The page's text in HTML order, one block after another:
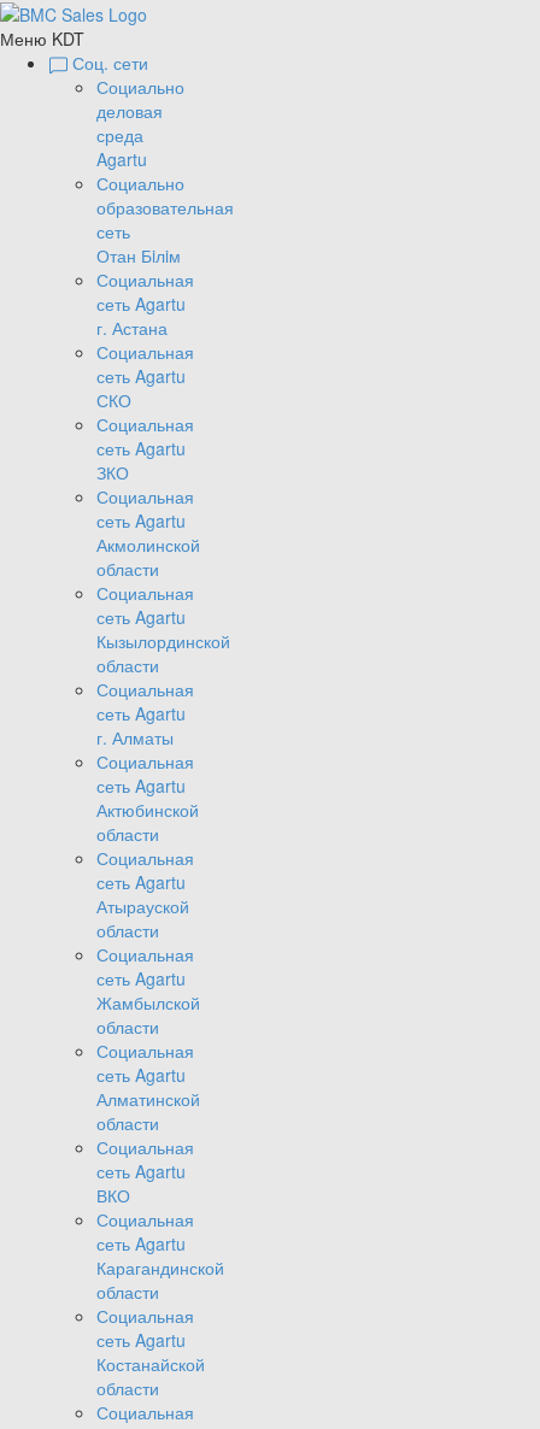
Меню KDT
Соц. сети
Социально
деловая
среда
Agartu
Социально
образовательная
сеть
Отан Бiлiм
Социальная
сеть Agartu
г. Астана
Социальная
сеть Agartu
СКО
Социальная
сеть Agartu
ЗКО
Социальная
сеть Agartu
Акмолинской
области
Социальная
сеть Agartu
Кызылординской
области
Социальная
сеть Agartu
г. Алматы
Социальная
сеть Agartu
Актюбинской
области
Социальная
сеть Agartu
Атырауской
области
Социальная
сеть Agartu
Жамбылской
области
Социальная
сеть Agartu
Алматинской
области
Социальная
сеть Agartu
ВКО
Социальная
сеть Agartu
Карагандинской
области
Социальная
сеть Agartu
Костанайской
области
Социальная